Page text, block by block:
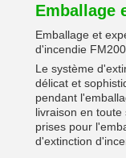
Emballage
Emballage et
d'incendie FM200
Le système
délicat et
pendant
livraison en
prises pour
d'extinction